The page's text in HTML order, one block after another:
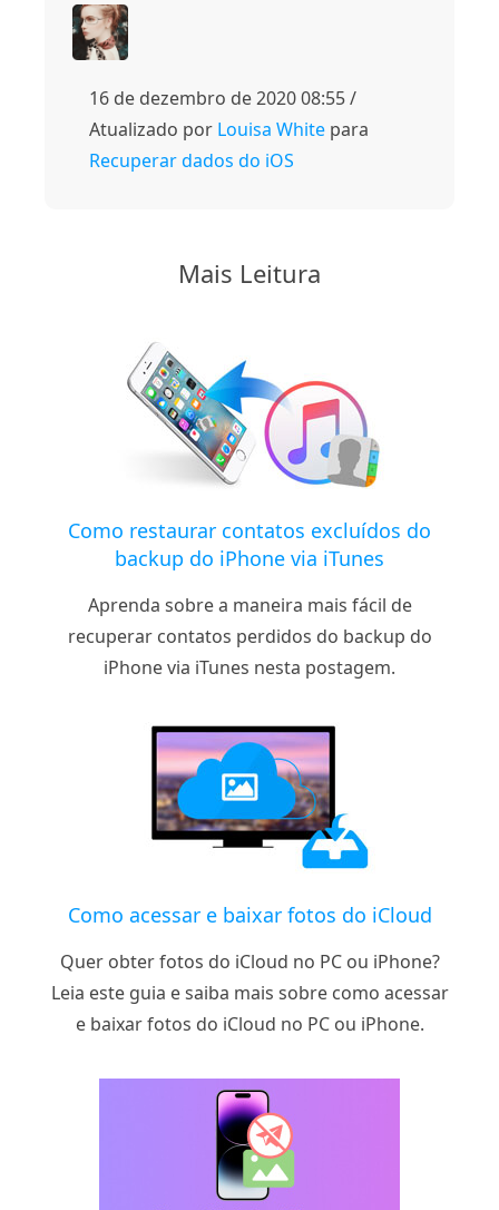
16 de dezembro de 2020 08:55 /
Atualizado por Louisa White para
Recuperar dados do iOS
Mais Leitura
Como restaurar contatos excluídos do
backup do iPhone via iTunes
Aprenda sobre a maneira mais fácil de
recuperar contatos perdidos do backup do
iPhone via iTunes nesta postagem.
Como acessar e baixar fotos do iCloud
Quer obter fotos do iCloud no PC ou iPhone?
Leia este guia e saiba mais sobre como acessar
e baixar fotos do iCloud no PC ou iPhone.